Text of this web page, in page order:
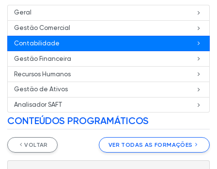
Geral
Gestão Comercial
Contabilidade
Gestão Financeira
Recursos Humanos
Gestão de Ativos
Analisador SAFT
CONTEÚDOS PROGRAMÁTICOS
VOLTAR VER TODAS AS FORMAÇÕES